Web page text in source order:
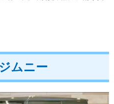
ムニー